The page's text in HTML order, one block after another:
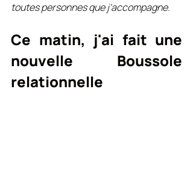
toutes personnes que j'accompagne.
Ce matin, j'ai fait une
nouvelle Boussole
relationnelle